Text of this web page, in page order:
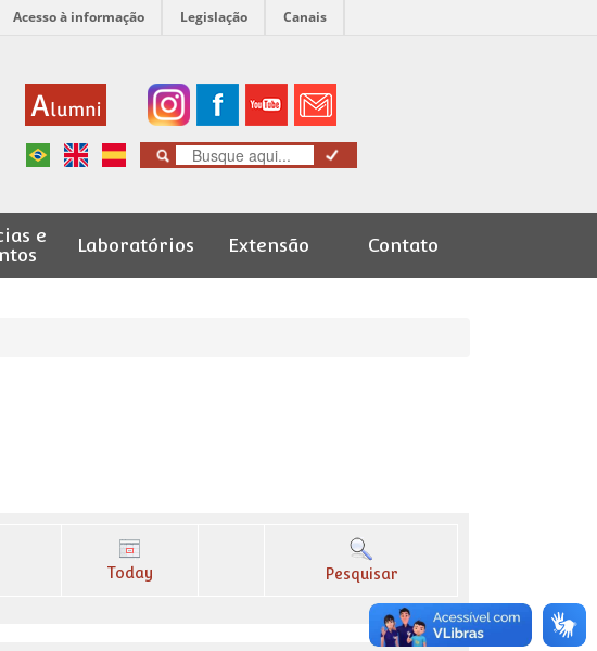
Acesso à informação Legislação Canais
e
Laboratórios Extensão Contato
Today Pesquisar